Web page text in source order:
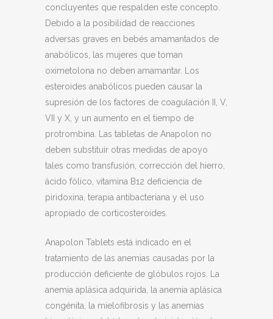
concluyentes que respalden este concepto.
Debido a la posibilidad de reacciones
adversas graves en bebés amamantados de
anabólicos, las mujeres que toman
oximetolona no deben amamantar. Los
esteroides anabólicos pueden causar la
supresión de los factores de coagulación II, V,
VII y X, y un aumento en el tiempo de
protrombina. Las tabletas de Anapolon no
deben substituir otras medidas de apoyo
tales como transfusión, corrección del hierro,
ácido fólico, vitamina B12 deficiencia de
piridoxina, terapia antibacteriana y el uso
apropiado de corticosteroides.
Anapolon Tablets está indicado en el
tratamiento de las anemias causadas por la
producción deficiente de glóbulos rojos. La
anemia aplásica adquirida, la anemia aplásica
congénita, la mielofibrosis y las anemias